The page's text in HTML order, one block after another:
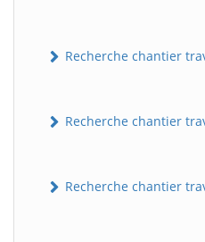
Recherche chantier
Recherche chantier
Recherche chantier